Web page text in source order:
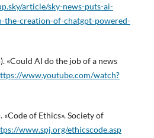
article/sky-news-puts-ai-
creation-of-chatgpt-powered-
«Could AI do the job of a news
www.youtube.com/watch?
«Code of Ethics». Society of
www.spj.org/ethicscode.asp